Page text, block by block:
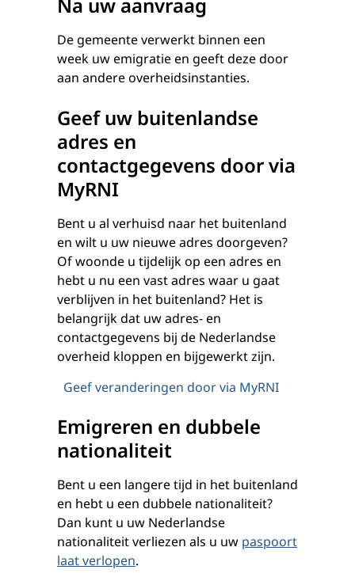
De gemeente verwerkt binnen een
week uw emigratie en geeft deze door
aan andere overheidsinstanties.
Geef uw buitenlandse
adres en
contactgegevens door via
MyRNI
Bent u al verhuisd naar het buitenland
en wilt u uw nieuwe adres doorgeven?
Of woonde u tijdelijk op een adres en
hebt u nu een vast adres waar u gaat
verblijven in het buitenland? Het is
belangrijk dat uw adres- en
contactgegevens bij de Nederlandse
overheid kloppen en bijgewerkt zijn.
Geef veranderingen door via MyRNI
Emigreren en dubbele
nationaliteit
Bent u een langere tijd in het buitenland
en hebt u een dubbele nationaliteit?
Dan kunt u uw Nederlandse
nationaliteit verliezen als u uw paspoort
laat verlopen.